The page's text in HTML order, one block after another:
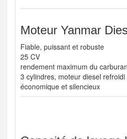
Moteur Yanmar
Fiable, puissant et robuste
25 CV
rendement maximum du
3 cylindres, moteur diesel refroidi
économique et silencieux